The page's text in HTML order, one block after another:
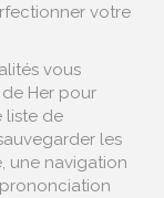
votre
vous
Her pour
liste de
les
une navigation